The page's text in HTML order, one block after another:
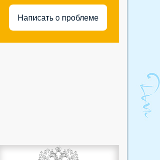
акушерский пункт
Кудряевский фельдшерско-
акушерский пункт
Ленинский фельдшерско-
акушерский пункт
школа №3»
Медицинский кабинет
муниципального бюджетного
образовательного учреждения
Омской области
Написать о проблеме